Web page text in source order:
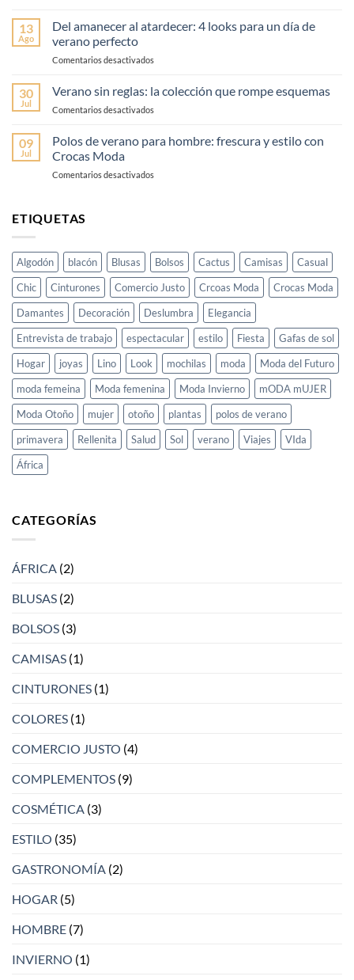
(sin
Guía
y
transformar
tu
de
a
en
pasos
13
Ago
Del amanecer al atardecer: 4 looks para un día de
verano perfecto
Comentarios desactivadosen
amanecer
al
atardecer:
looks
día
30
Jul
Verano sin reglas: la colección que rompe esquemas
Comentarios desactivadosen
reglas:
colección
09
Jul
Polos de verano para hombre: frescura y estilo con
Crocas Moda
Comentarios desactivadosen
frescura
y
estilo
con
Crocas
Moda
ETIQUETAS
Algodón blacón Blusas Bolsos Cactus Camisas
Casual
Chic
Cinturones Comercio Justo Crcoas Moda
Crocas Moda
Damantes
Decoración Deslumbra
Elegancia
Entrevista de trabajo
espectacular estilo Fiesta
Gafas de sol
Hogar
joyas Lino Look mochilas moda
Moda del Futuro
moda femeina
Moda femenina Moda Invierno
mODA mUJER
Moda Otoño
mujer otoño plantas
polos de verano
primavera
Rellenita Salud Sol verano Viajes
VIda
África
CATEGORÍAS
ÁFRICA (2)
BLUSAS (2)
BOLSOS (3)
CAMISAS (1)
CINTURONES (1)
COLORES (1)
COMERCIO JUSTO (4)
COMPLEMENTOS (9)
COSMÉTICA (3)
ESTILO (35)
GASTRONOMÍA (2)
HOGAR (5)
HOMBRE (7)
INVIERNO (1)